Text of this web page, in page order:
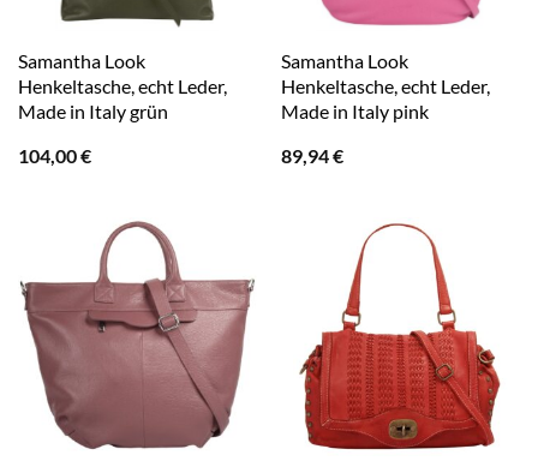
Samantha Look
Henkeltasche, echt Leder,
Made in Italy grün
104,00€
Samantha Look
Henkeltasche, echt Leder,
Made in Italy pink
89,94€